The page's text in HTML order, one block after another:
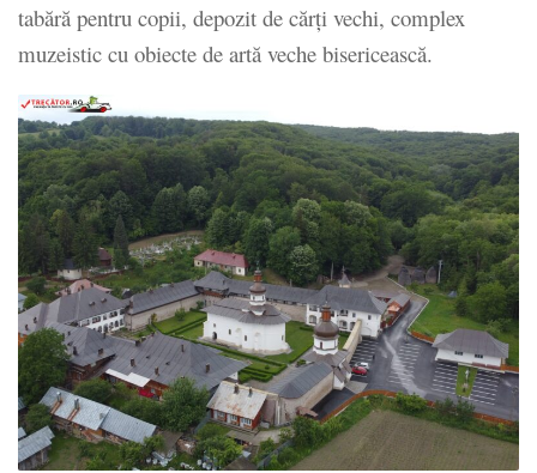
tabără pentru copii, depozit de cărți vechi, complex
muzeistic cu obiecte de artă veche bisericească.